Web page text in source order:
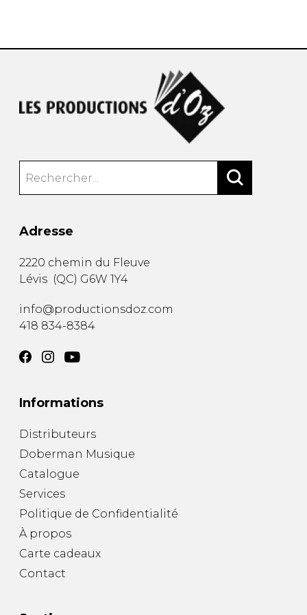
Adresse
2220 chemin du Fleuve
Lévis (QC) G6W 1Y4
info@productionsdoz.com
418 834-8384
Informations
Distributeurs
Doberman Musique
Catalogue
Services
Politique de Confidentialité
À propos
Carte cadeaux
Contact